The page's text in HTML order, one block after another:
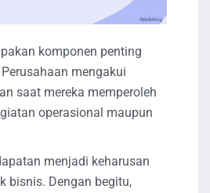
komponen penting
mengakui
saat mereka memperoleh
operasional maupun
menjadi keharusan
bisnis. Dengan begitu,